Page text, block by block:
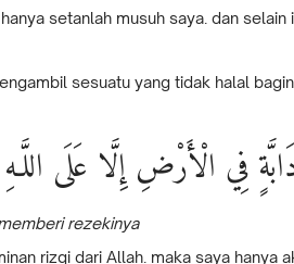
setanlah musuh saya. dan selain
sesuatu yang tidak halal
فِي الْأَرْضِ إِلَّا عَلَى
rezekinya
rizqi dari Allah. maka saya hanya